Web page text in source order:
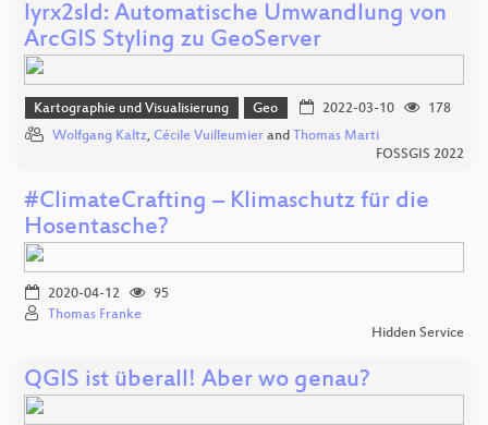
lyrx2sld: Automatische Umwandlung von
ArcGIS Styling zu GeoServer
Kartographie und Visualisierung Geo 2022-03-10
178
Wolfgang Kaltz, Cécile Vuilleumier and Thomas Marti
FOSSGIS 2022
#ClimateCrafting – Klimaschutz für die
Hosentasche?
2020-04-12
95
Thomas Franke
Hidden Service
QGIS ist überall! Aber wo genau?